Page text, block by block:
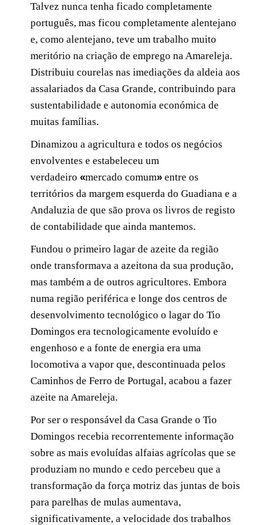
Talvez nunca tenha ficado completamente
português, mas ficou completamente alentejano
e, como alentejano, teve um trabalho muito
meritório na criação de emprego na Amareleja.
Distribuiu courelas nas imediações da aldeia aos
assalariados da Casa Grande, contribuindo para
sustentabilidade e autonomia económica de
muitas famílias.
Dinamizou a agricultura e todos os negócios
envolventes e estabeleceu um
verdadeiro«mercado comum» entre os
territórios da margem esquerda do Guadiana e a
Andaluzia de que são prova os livros de registo
de contabilidade que ainda mantemos.
Fundou o primeiro lagar de azeite da região
onde transformava a azeitona da sua produção,
mas também a de outros agricultores. Embora
numa região periférica e longe dos centros de
desenvolvimento tecnológico o lagar do Tio
Domingos era tecnologicamente evoluído e
engenhoso e a fonte de energia era uma
locomotiva a vapor que, descontinuada pelos
Caminhos de Ferro de Portugal, acabou a fazer
azeite na Amareleja.
Por ser o responsável da Casa Grande o Tio
Domingos recebia recorrentemente informação
sobre as mais evoluídas alfaias agrícolas que se
produziam no mundo e cedo percebeu que a
transformação da força motriz das juntas de bois
para parelhas de mulas aumentava,
significativamente, a velocidade dos trabalhos